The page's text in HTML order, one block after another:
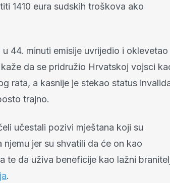
1410 eura sudskih troškova ako
44. minuti emisije uvrijedio i oklevetao
da se pridružio Hrvatskoj vojsci
rata, a kasnije je stekao status
trajno.
učestali pozivi mještana koji su
jer su shvatili da će on kao
te da uživa beneficije kao lažni
.